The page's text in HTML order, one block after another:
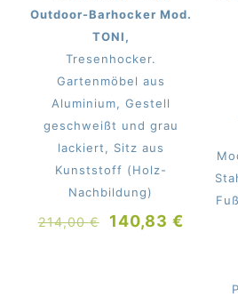
Outdoor-Barhocker Mod.
TONI,
Tresenhocker.
Gartenmöbel aus
Aluminium, Gestell
geschweißt und grau
lackiert, Sitz aus
Kunststoff (Holz-
Nachbildung)
214,00€
Ursprünglicher
140,83 €